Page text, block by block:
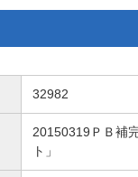
32982
20150319ＰＢ補
ト」